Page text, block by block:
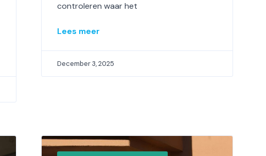
controleren waar het
Lees meer
December 3, 2025